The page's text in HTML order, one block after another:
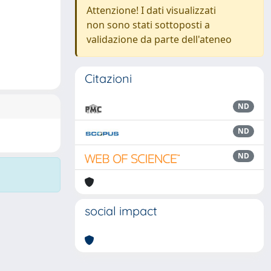
Attenzione! I dati visualizzati
non sono stati sottoposti a
validazione da parte dell'ateneo
Citazioni
ND
ND
ND
social impact